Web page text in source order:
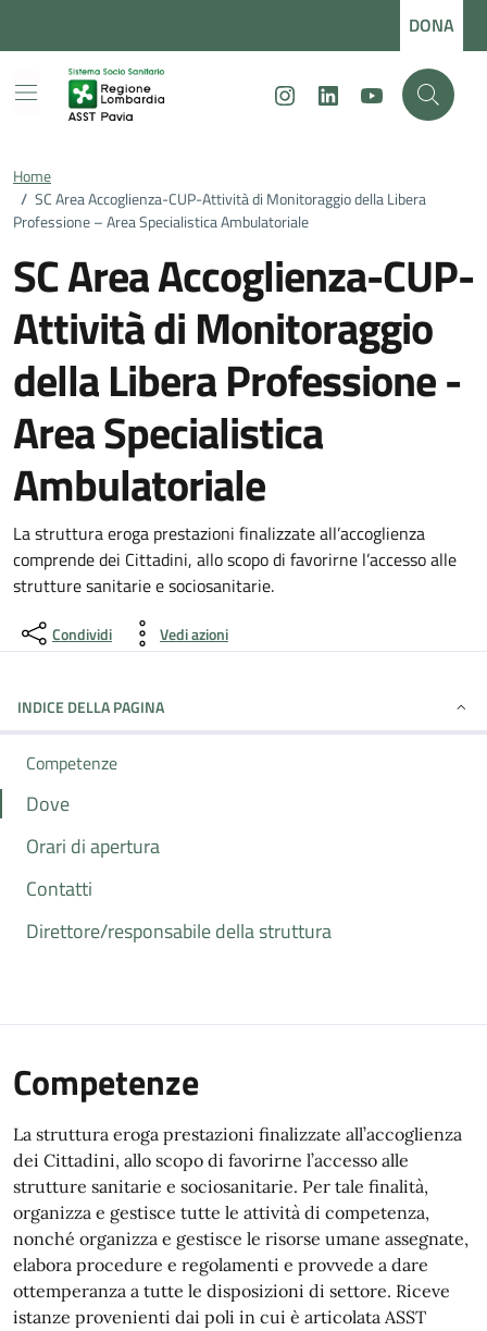
DONA
InstagramLinkedInYoutube
Home
/ SC Area Accoglienza-CUP-Attività di Monitoraggio della Libera
Professione – Area Specialistica Ambulatoriale
SC Area Accoglienza-CUP-
Attività di Monitoraggio
della Libera Professione -
Area Specialistica
Ambulatoriale
Dettagli della notizia
La struttura eroga prestazioni finalizzate all’accoglienza
comprende dei Cittadini, allo scopo di favorirne l’accesso alle
strutture sanitarie e sociosanitarie.
Condividi Vedi azioni
INDICE DELLA PAGINA
Competenze
Dove
Orari di apertura
Contatti
Direttore/responsabile della struttura
Competenze
La struttura eroga prestazioni finalizzate all’accoglienza
dei Cittadini, allo scopo di favorirne l’accesso alle
strutture sanitarie e sociosanitarie. Per tale finalità,
organizza e gestisce tutte le attività di competenza,
nonché organizza e gestisce le risorse umane assegnate,
elabora procedure e regolamenti e provvede a dare
ottemperanza a tutte le disposizioni di settore. Riceve
istanze provenienti dai poli in cui è articolata ASST